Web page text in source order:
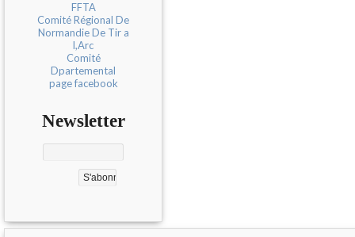
FFTA
Comité Régional De
Normandie De Tir a
l,Arc
Comité
Dpartemental
page facebook
Newsletter